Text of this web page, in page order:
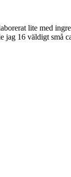
lite med
jag 16 väldigt små